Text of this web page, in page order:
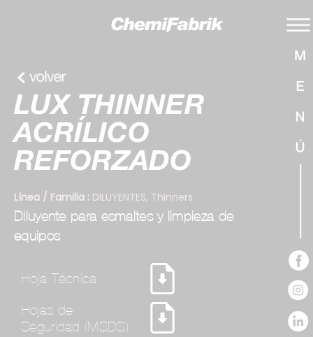
LUX THINNER
ACRÍLICO
REFORZADO
Línea / Familia : DILUYENTES, Thinners
Diluyente para esmaltes y limpieza de
equipos
Hoja Técnica
Hojas de
Seguridad (MSDS)